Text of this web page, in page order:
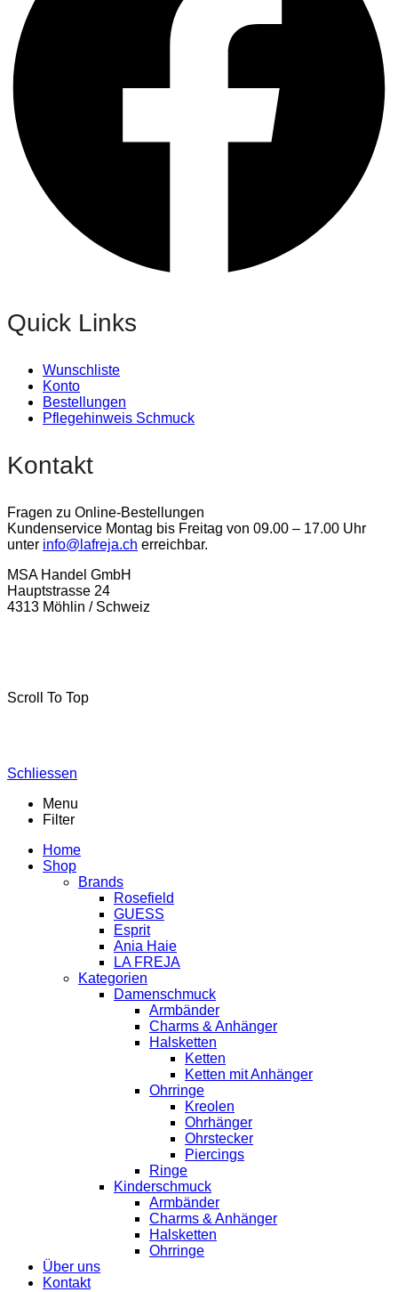
Quick Links
Wunschliste
Konto
Bestellungen
Pflegehinweis Schmuck
Kontakt
Fragen zu Online-Bestellungen
Kundenservice Montag bis Freitag von 09.00 – 17.00 Uhr
unter info@lafreja.ch erreichbar.
MSA Handel GmbH
Hauptstrasse 24
4313 Möhlin / Schweiz
Scroll To Top
Schliessen
Menu
Filter
Home
Shop
Brands
Rosefield
GUESS
Esprit
Ania Haie
LA FREJA
Kategorien
Damenschmuck
Armbänder
Charms & Anhänger
Halsketten
Ketten
Ketten mit Anhänger
Ohrringe
Kreolen
Ohrhänger
Ohrstecker
Piercings
Ringe
Kinderschmuck
Armbänder
Charms & Anhänger
Halsketten
Ohrringe
Über uns
Kontakt